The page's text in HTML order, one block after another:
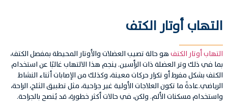
التهاب أوتار الكتف
التهاب أوتار الكتفهو حالة تصيب العضلات والأوتار المحيطة بمفصل الكتف،
بما في ذلك وتر العضلة ذات الرأسين. ينجم هذا الالتهاب غالبًا عن استخدام
الكتف بشكل مفرط أو تكرار حركات معينة، وكذلك من الإصابات أثناء النشاط
الرياضي.عادةً ما تكون العلاجات الأولية غير جراحية، مثل تطبيق الثلج، الراحة،
واستخدام مسكنات الألم. ولكن، في حالات أكثر خطورة، قد يُنصح بالجراحة.